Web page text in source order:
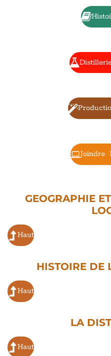
Joindre
GEOGRAPHIE
Haut
HISTOIRE DE
Haut
LA
Haut